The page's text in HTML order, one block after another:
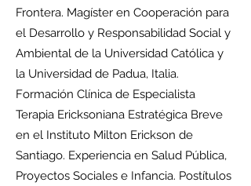
Frontera. Magíster en Cooperación para
el Desarrollo y Responsabilidad Social y
Ambiental de la Universidad Católica y
la Universidad de Padua, Italia.
Formación Clínica de Especialista
Terapia Ericksoniana Estratégica Breve
en el Instituto Milton Erickson de
Santiago. Experiencia en Salud Pública,
Proyectos Sociales e Infancia. Postítulos